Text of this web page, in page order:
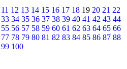
11 12 13 14 15 16 17 18 19 20 21 22
33 34 35 36 37 38 39 40 41 42 43 44
55 56 57 58 59 60 61 62 63 64 65 66
77 78 79 80 81 82 83 84 85 86 87 88
99 100